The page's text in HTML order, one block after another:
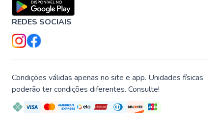
REDES SOCIAIS
Condições válidas apenas no site e app. Unidades físicas
poderão ter condições diferentes. Consulte!